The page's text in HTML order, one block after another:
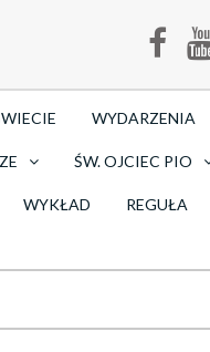
WYDARZENIA
ŚW. OJCIEC PIO
WYKŁAD REGUŁA